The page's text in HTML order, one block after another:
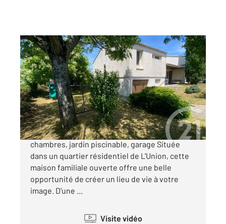
L UNION 31
115 m2, 5 pièces
Ref : 75455
Maison à vendre
279 000 €
Maison familiale à fort potentiel à L'Union 4
chambres, jardin piscinable, garage Située
dans un quartier résidentiel de L'Union, cette
maison familiale ouverte offre une belle
opportunité de créer un lieu de vie à votre
image. D'une ...
Visite vidéo